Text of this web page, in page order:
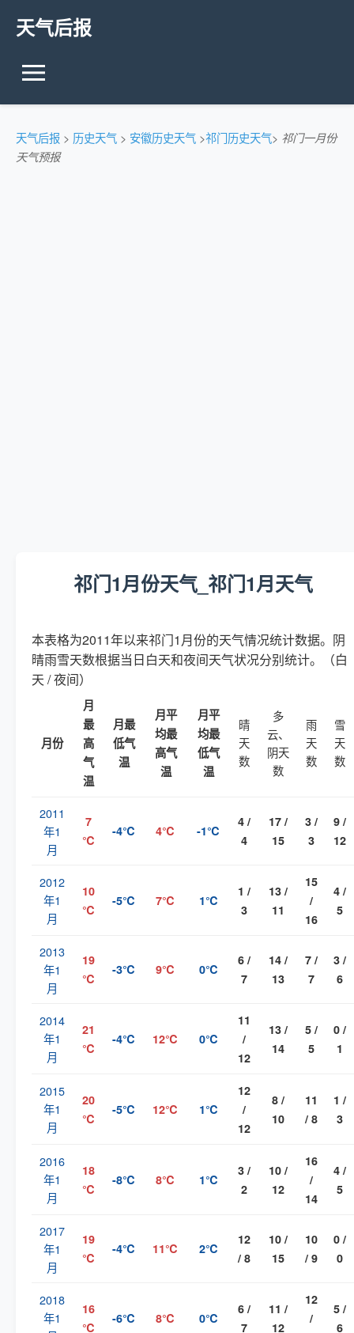
天气后报
天气后报 > 历史天气 > 安徽历史天气 >祁门历史天气> 祁门一月份
天气预报
祁门1月份天气_祁门1月天气
本表格为2011年以来祁门1月份的天气情况统计数据。阴
晴雨雪天数根据当日白天和夜间天气状况分别统计。（白
天 / 夜间）
月份
月
最
高
气
温
月最
低气
温
月平
均最
高气
温
月平
均最
低气
温
晴
天
数
多
云、
阴天
数
雨
天
数
雪
天
数
2011
年1
月
7
℃
-4℃ 4℃ -1℃
4 /
4
17 /
15
3 /
3
9 /
12
2012
年1
月
10
℃
-5℃ 7℃ 1℃
1 /
3
13 /
11
15
/
16
4 /
5
2013
年1
月
19
℃
-3℃ 9℃ 0℃
6 /
7
14 /
13
7 /
7
3 /
6
2014
年1
月
21
℃
-4℃ 12℃ 0℃
11
/
12
13 /
14
5 /
5
0 /
1
2015
年1
月
20
℃
-5℃ 12℃ 1℃
12
/
12
8 /
10
11
/ 8
1 /
3
2016
年1
月
18
℃
-8℃ 8℃ 1℃
3 /
2
10 /
12
16
/
14
4 /
5
2017
年1
月
19
℃
-4℃ 11℃ 2℃
12
/ 8
10 /
15
10
/ 9
0 /
0
2018
年1
16
℃
-6℃ 8℃ 0℃
6 /
7
11 /
12
12
/
5 /
6